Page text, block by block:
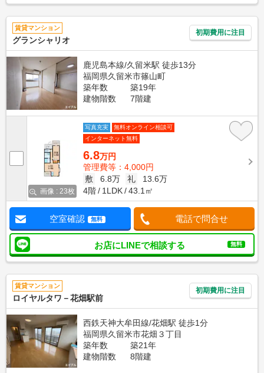
賃貸マンション
グランシャリオ
初期費用に注目
鹿児島本線/久留米駅 徒歩13分
福岡県久留米市篠山町
築年数
築19年
建物階数
7階建
画像 : 23枚
写真充実
無料オンライン相談可
インターネット無料
6.8万円
管理費等：4,000円
敷
6.8万 礼
13.6万
4階
1LDK 43.1㎡
空室確認 無料 電話で問合せ
お店にLINEで相談する 無料
賃貸マンション
ロイヤルタワ－花畑駅前
初期費用に注目
西鉄天神大牟田線/花畑駅 徒歩1分
福岡県久留米市花畑３丁目
築年数
築21年
建物階数
8階建